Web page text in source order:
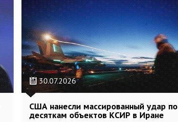
30.07.2026
США нанесли массированный удар по
десяткам объектов КСИР в Иране